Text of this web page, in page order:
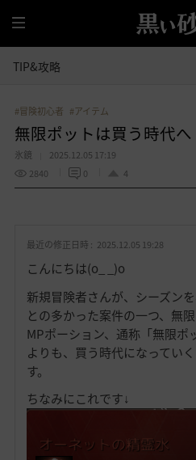
全
体
TIP&攻略
#冒険初心者 #アイテム
無限ポットは買う時代へ
氷鏡
2025.12.05 17:19
2840
0 4
最近の修正日時 : 2025.12.05 19:28
こんにちは(o_ _)o
新規冒険者さんが、シーズン
との多かった案件の一つ、無
MPポーション、通称「無限ポ
よりも、買う時代になってい
す。
ちなみにこれです↓